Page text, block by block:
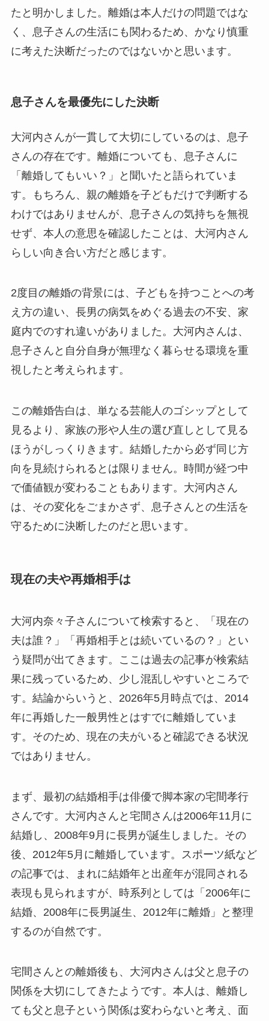
たと明かしました。離婚は本人だけの問題ではな
く、息子さんの生活にも関わるため、かなり慎重
に考えた決断だったのではないかと思います。
息子さんを最優先にした決断
大河内さんが一貫して大切にしているのは、息子
さんの存在です。離婚についても、息子さんに
「離婚してもいい？」と聞いたと語られていま
す。もちろん、親の離婚を子どもだけで判断する
わけではありませんが、息子さんの気持ちを無視
せず、本人の意思を確認したことは、大河内さん
らしい向き合い方だと感じます。
2度目の離婚の背景には、子どもを持つことへの考
え方の違い、長男の病気をめぐる過去の不安、家
庭内でのすれ違いがありました。大河内さんは、
息子さんと自分自身が無理なく暮らせる環境を重
視したと考えられます。
この離婚告白は、単なる芸能人のゴシップとして
見るより、家族の形や人生の選び直しとして見る
ほうがしっくりきます。結婚したから必ず同じ方
向を見続けられるとは限りません。時間が経つ中
で価値観が変わることもあります。大河内さん
は、その変化をごまかさず、息子さんとの生活を
守るために決断したのだと思います。
現在の夫や再婚相手は
大河内奈々子さんについて検索すると、「現在の
夫は誰？」「再婚相手とは続いているの？」とい
う疑問が出てきます。ここは過去の記事が検索結
果に残っているため、少し混乱しやすいところで
す。結論からいうと、2026年5月時点では、2014
年に再婚した一般男性とはすでに離婚していま
す。そのため、現在の夫がいると確認できる状況
ではありません。
まず、最初の結婚相手は俳優で脚本家の宅間孝行
さんです。大河内さんと宅間さんは2006年11月に
結婚し、2008年9月に長男が誕生しました。その
後、2012年5月に離婚しています。スポーツ紙など
の記事では、まれに結婚年と出産年が混同される
表現も見られますが、時系列としては「2006年に
結婚、2008年に長男誕生、2012年に離婚」と整理
するのが自然です。
宅間さんとの離婚後も、大河内さんは父と息子の
関係を大切にしてきたようです。本人は、離婚し
ても父と息子という関係は変わらないと考え、面